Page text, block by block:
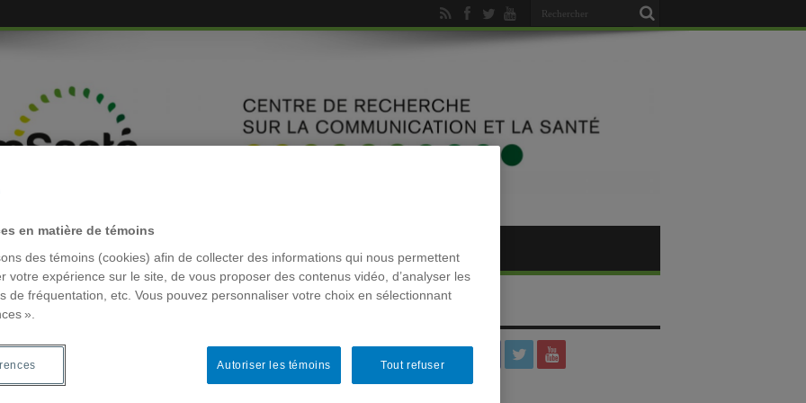
en matière de témoins
des témoins (cookies) afin de collecter des informations qui nous permettent
votre expérience sur le site, de vous proposer des contenus vidéo, d’analyser les
de fréquentation, etc. Vous pouvez personnaliser votre choix en sélectionnant
».
Tout refuser
Autoriser les témoins